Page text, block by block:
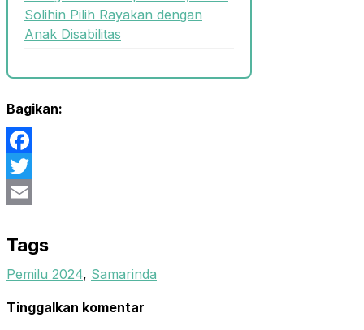
Solihin Pilih Rayakan dengan
Anak Disabilitas
Bagikan:
Facebook
Twitter
Tags
Pemilu 2024, Samarinda
Tinggalkan komentar